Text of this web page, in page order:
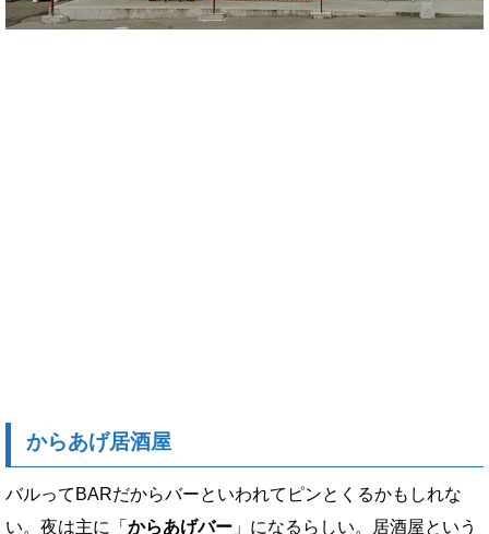
からあげ居酒屋
バルってBARだからバーといわれてピンとくるかもしれな
い。夜は主に「 からあげバー 」になるらしい。居酒屋という